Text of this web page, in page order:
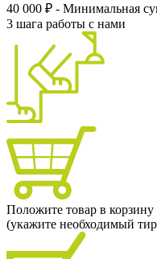
40 000 ₽ - Минимальная
3 шага работы с нами
Положите товар в корзину
(укажите необходимый